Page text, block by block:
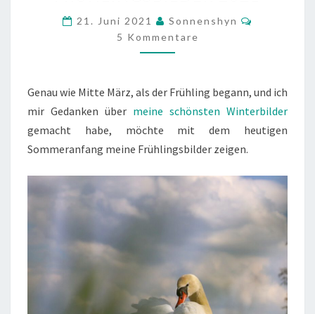
FRÜHLINGSBILDER
2021
21. Juni 2021 Sonnenshyn
5 Kommentare
Genau wie Mitte März, als der Frühling begann, und ich
mir Gedanken über meine schönsten Winterbilder
gemacht habe, möchte mit dem heutigen
Sommeranfang meine Frühlingsbilder zeigen.